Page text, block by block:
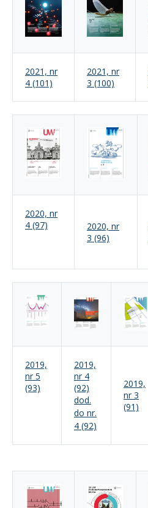
2021, nr
4 (101)
2021, nr
3 (100)
2020, nr
4 (97)
2020, nr
3 (96)
2019,
nr 5
(93)
2019,
nr 4
(92)
dod.
do nr.
4 (92)
2019,
nr 3
(91)